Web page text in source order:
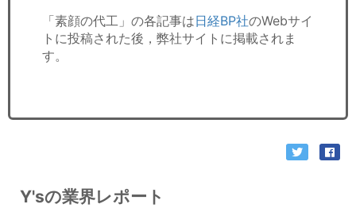
「素顔の代工」の各記事は日経BP社のWebサイ
トに投稿された後，弊社サイトに掲載されま
す。
Y'sの業界レポート